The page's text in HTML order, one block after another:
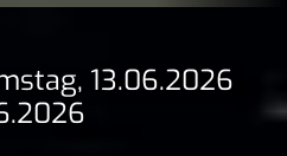
13.06.2026